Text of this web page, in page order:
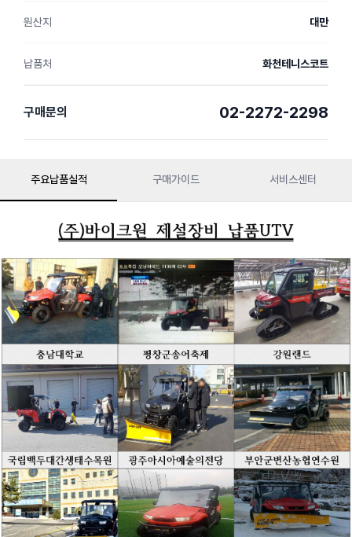
원산지 대만
납품처 화천테니스코트
구매문의 02-2272-2298
주요납품실적 구매가이드 서비스센터